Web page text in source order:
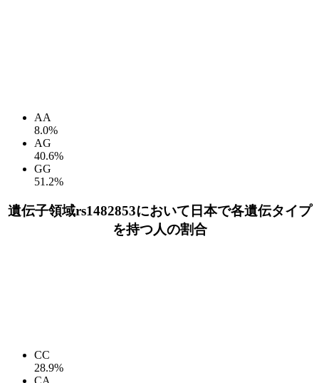
AA
8.0%
AG
40.6%
GG
51.2%
遺伝子領域rs1482853において日本で各遺伝タイプ
を持つ人の割合
CC
28.9%